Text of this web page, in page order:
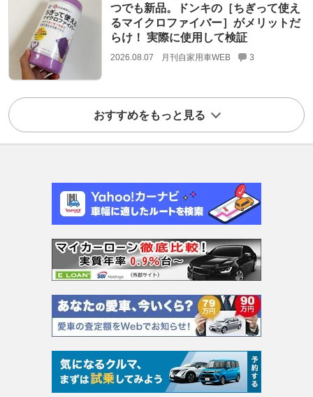
つでも新品。ドンキの［ちぎって使え
るマイクロファイバー］がメリットだ
らけ！ 実際に使用して検証
2026.08.07 月刊自家用車WEB 3
おすすめをもっと見る